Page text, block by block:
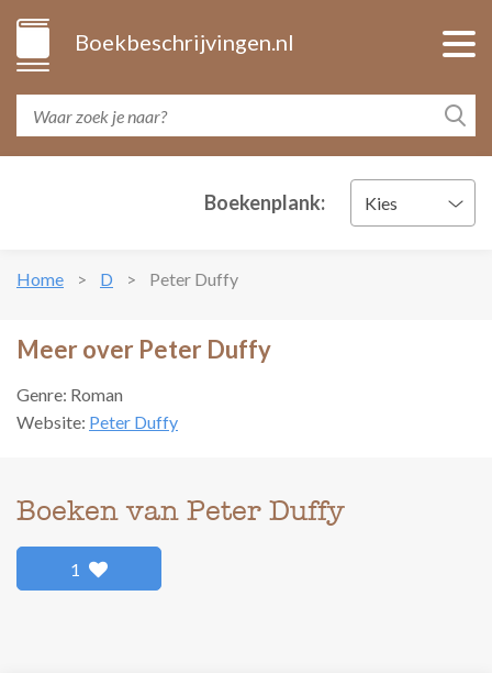
Boekbeschrijvingen.nl
Boekenplank: Kies
Home D Peter Duffy
Meer over Peter Duffy
Genre: Roman
Website: Peter Duffy
Boeken van Peter Duffy
1